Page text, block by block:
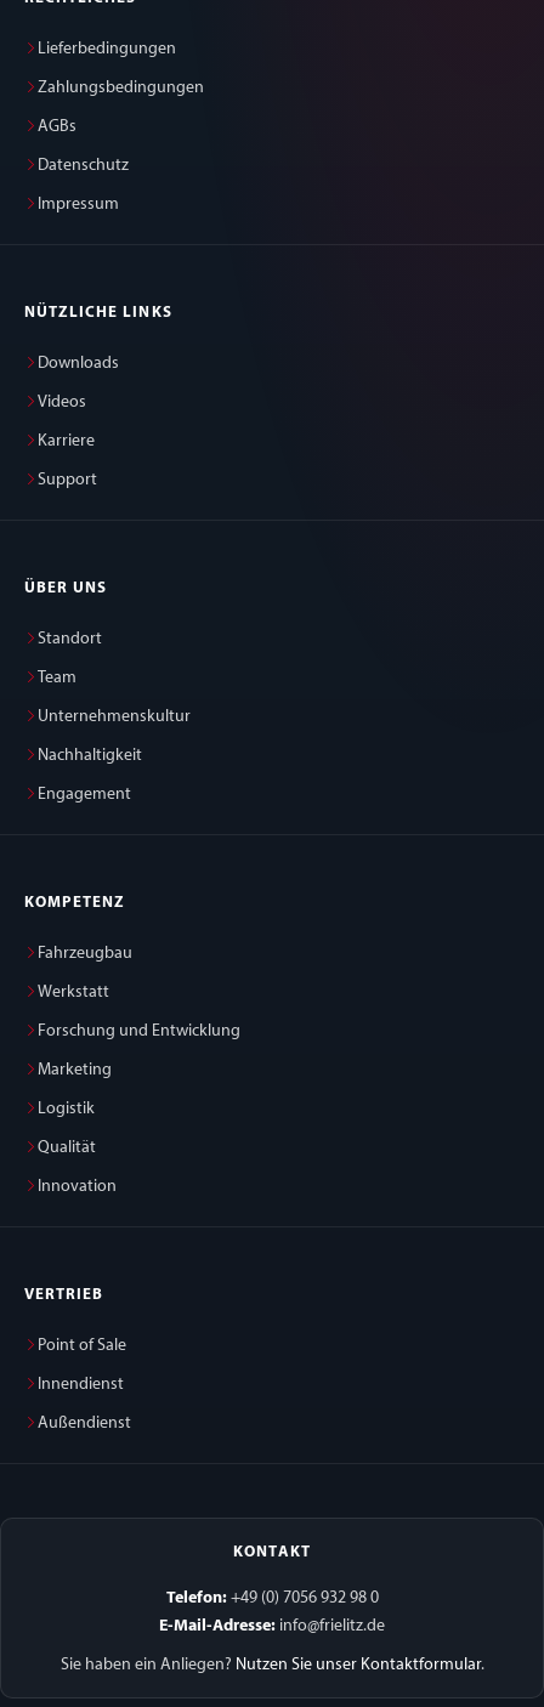
Lieferbedingungen
Zahlungsbedingungen
AGBs
Datenschutz
Impressum
NÜTZLICHE LINKS
Downloads
Videos
Karriere
Support
ÜBER UNS
Standort
Team
Unternehmenskultur
Nachhaltigkeit
Engagement
KOMPETENZ
Fahrzeugbau
Werkstatt
Forschung und Entwicklung
Marketing
Logistik
Qualität
Innovation
VERTRIEB
Point of Sale
Innendienst
Außendienst
KONTAKT
Telefon:+49 (0) 7056 932 98 0
E-Mail-Adresse: info@frielitz.de
Sie haben ein Anliegen? Nutzen Sie unser Kontaktformular.